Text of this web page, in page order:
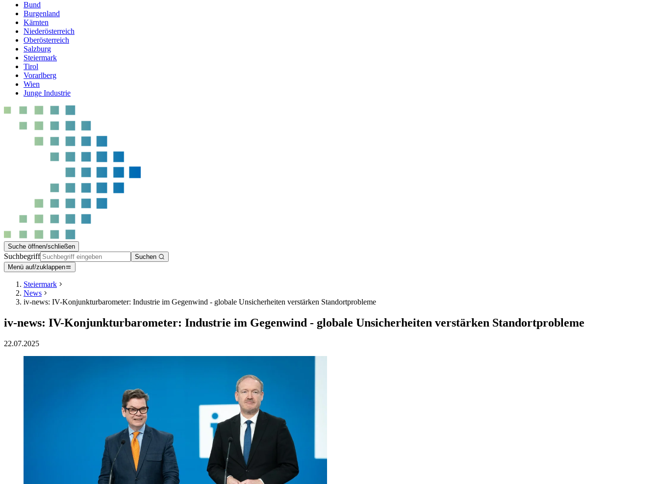
Bund
Burgenland
Kärnten
Niederösterreich
Oberösterreich
Salzburg
Steiermark
Tirol
Vorarlberg
Wien
Junge Industrie
Suche öffnen/schließen
Suchbegriff
Suchen
Menü auf/zuklappen
Steiermark
News
iv-news: IV-Konjunkturbarometer: Industrie im Gegenwind - globale Unsicherheiten verstärken Standortprobleme
iv-news: IV-Konjunkturbarometer: Industrie im Gegenwind - globale Unsicherheiten verstärken Standortprobleme
22.07.2025